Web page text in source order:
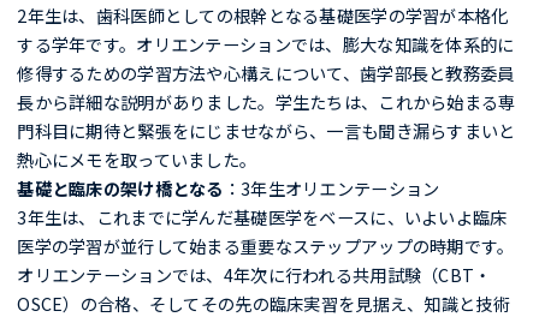
2年生は、歯科医師としての根幹となる基礎医学の学習が本格化
する学年です。オリエンテーションでは、膨大な知識を体系的に
修得するための学習方法や心構えについて、歯学部長と教務委員
長から詳細な説明がありました。学生たちは、これから始まる専
門科目に期待と緊張をにじませながら、一言も聞き漏らすまいと
熱心にメモを取っていました。
基礎と臨床の架け橋となる ：3年生オリエンテーション
3年生は、これまでに学んだ基礎医学をベースに、いよいよ臨床
医学の学習が並行して始まる重要なステップアップの時期です。
オリエンテーションでは、4年次に行われる共用試験（CBT・
OSCE）の合格、そしてその先の臨床実習を見据え、知識と技術